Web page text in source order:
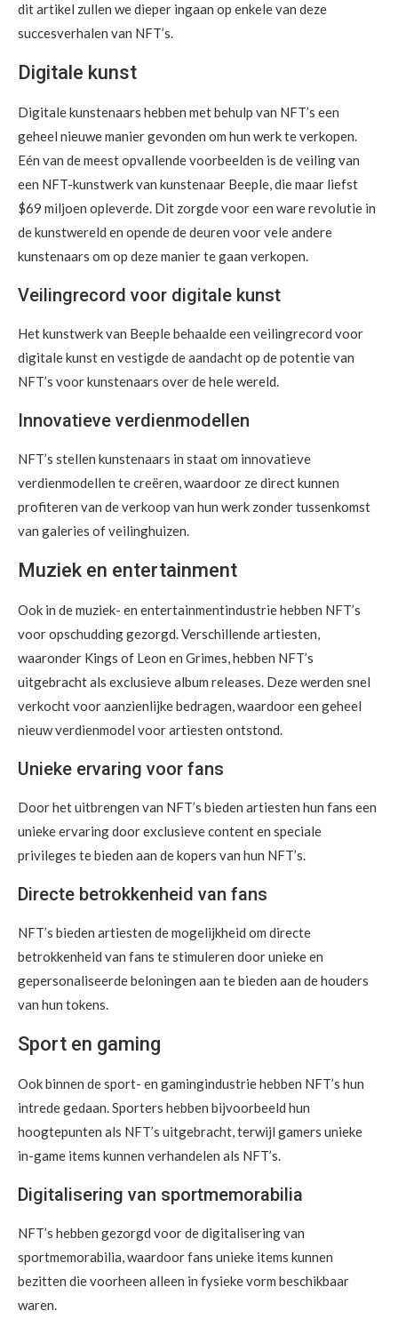
dit artikel zullen we dieper ingaan op enkele van deze
succesverhalen van NFT’s.
Digitale kunst
Digitale kunstenaars hebben met behulp van NFT’s een
geheel nieuwe manier gevonden om hun werk te verkopen.
Eén van de meest opvallende voorbeelden is de veiling van
een NFT-kunstwerk van kunstenaar Beeple, die maar liefst
$69 miljoen opleverde. Dit zorgde voor een ware revolutie in
de kunstwereld en opende de deuren voor vele andere
kunstenaars om op deze manier te gaan verkopen.
Veilingrecord voor digitale kunst
Het kunstwerk van Beeple behaalde een veilingrecord voor
digitale kunst en vestigde de aandacht op de potentie van
NFT’s voor kunstenaars over de hele wereld.
Innovatieve verdienmodellen
NFT’s stellen kunstenaars in staat om innovatieve
verdienmodellen te creëren, waardoor ze direct kunnen
profiteren van de verkoop van hun werk zonder tussenkomst
van galeries of veilinghuizen.
Muziek en entertainment
Ook in de muziek- en entertainmentindustrie hebben NFT’s
voor opschudding gezorgd. Verschillende artiesten,
waaronder Kings of Leon en Grimes, hebben NFT’s
uitgebracht als exclusieve album releases. Deze werden snel
verkocht voor aanzienlijke bedragen, waardoor een geheel
nieuw verdienmodel voor artiesten ontstond.
Unieke ervaring voor fans
Door het uitbrengen van NFT’s bieden artiesten hun fans een
unieke ervaring door exclusieve content en speciale
privileges te bieden aan de kopers van hun NFT’s.
Directe betrokkenheid van fans
NFT’s bieden artiesten de mogelijkheid om directe
betrokkenheid van fans te stimuleren door unieke en
gepersonaliseerde beloningen aan te bieden aan de houders
van hun tokens.
Sport en gaming
Ook binnen de sport- en gamingindustrie hebben NFT’s hun
intrede gedaan. Sporters hebben bijvoorbeeld hun
hoogtepunten als NFT’s uitgebracht, terwijl gamers unieke
in-game items kunnen verhandelen als NFT’s.
Digitalisering van sportmemorabilia
NFT’s hebben gezorgd voor de digitalisering van
sportmemorabilia, waardoor fans unieke items kunnen
bezitten die voorheen alleen in fysieke vorm beschikbaar
waren.